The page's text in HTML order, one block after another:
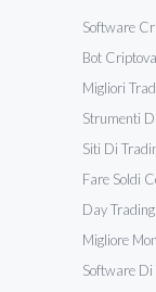
Software
Bot
Migliori
Strumenti
Siti Di
Fare Soldi
Day
Migliore
Software